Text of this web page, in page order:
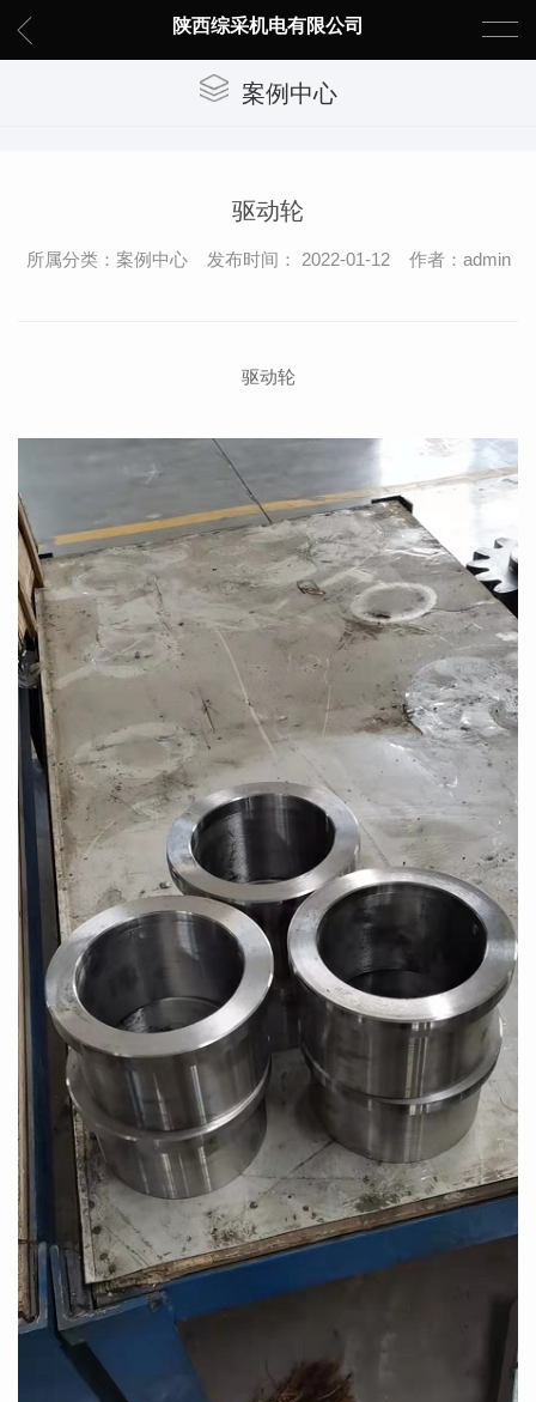
陕西综采机电有限公司
案例中心
驱动轮
所属分类：案例中心 发布时间： 2022-01-12 作者：admin
驱动轮